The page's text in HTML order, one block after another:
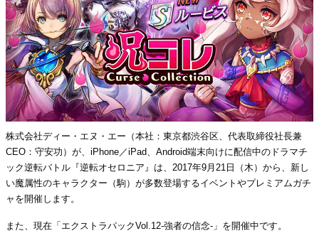
株式会社ディー・エヌ・エー（本社：東京都渋谷区、代表取締役社長兼
CEO：守安功）が、iPhone／iPad、Android端末向けに配信中のドラマチ
ック逆転バトル『逆転オセロニア』は、2017年9月21日（木）から、新し
い魔属性のキャラクター（駒）が多数登場するイベントやプレミアムガチ
ャを開催します。
また、現在「エクストラパックVol.12-強者の信念-」を開催中です。